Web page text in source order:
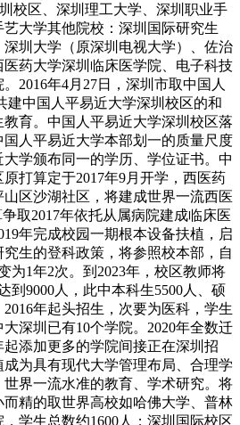
校区、深圳理工大学、深圳职业手
大学其他院校：深圳国际研究生
圳大学（原深圳电视大学）、佐治
药大学深圳临床医学院、电子科技
2016年4月27日，深圳市取中国人
建中国人平易近大学深圳校区的和
育。中国人平易近大学深圳校区落
国人平易近大学本部划一的质量尺度
学颁布同一的学历、学位证书。中
打算定于2017年9月开学，西医药
区沙湖社区，将建成世界一流西医
取2017年依托从属病院建成临床医
年完成校园一期根本设备扶植，启
生的登科政策，将参照校本部，自
为1年2次。到2023年，校区教师将
到9000人，此中本科生5500人、硕
年起头招生，次要为医科，学生
深圳已有10个学院。2020年全数迁
起添加更多的学院间接正在深圳招
为具有现代大学管理布局、合理学
界一流水准的教育、学术研究。将
精的取世界高校如哈佛大学、普林
学生总数约1600人；深圳国际校区